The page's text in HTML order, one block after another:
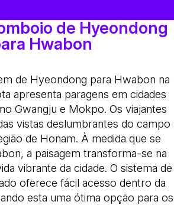
de Hyeondong
Hwabon
de Hyeondong para Hwabon na
apresenta paragens em cidades
Gwangju e Mokpo. Os viajantes
vistas deslumbrantes do campo
de Honam. À medida que se
a paisagem transforma-se na
vibrante da cidade. O sistema de
oferece fácil acesso dentro da
esta uma ótima opção para os